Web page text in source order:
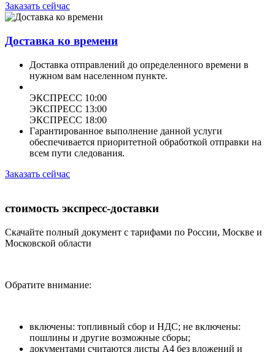
Заказать сейчас
Доставка ко времени
Доставка отправлений до определенного времени в
нужном вам населенном пункте.
ЭКСПРЕСС 10:00
ЭКСПРЕСС 13:00
ЭКСПРЕСС 18:00
Гарантированное выполнение данной услуги
обеспечивается приоритетной обработкой отправки на
всем пути следования.
Заказать сейчас
стоимость экспресс-доставки
Скачайте полный документ с тарифами по России, Москве и
Московской области
Обратите внимание:
включены: топливный сбор и НДС; не включены:
пошлины и другие возможные сборы;
документами считаются листы А4 без вложений и